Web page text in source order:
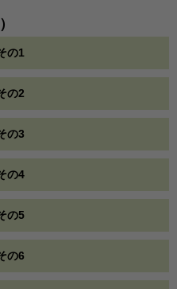
の1
の2
の3
の4
の5
の6